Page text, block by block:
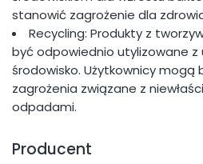
stanowić zagrożenie dla
Recycling: Produkty z
być odpowiednio utylizowane z
środowisko. Użytkownicy mogą
zagrożenia związane z
odpadami.
Producent